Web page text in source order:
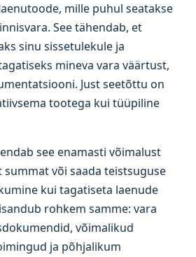
mille puhul seatakse
See tähendab, et
sinu sissetulekule ja
mineva vara väärtust,
Just seetõttu on
tootega kui tüüpiline
see enamasti võimalust
või saada teistsuguse
kui tagatiseta laenude
rohkem samme: vara
võimalikud
ja põhjalikum